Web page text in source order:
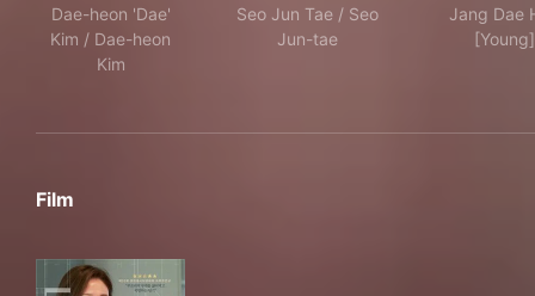
Dae-heon 'Dae'
Kim / Dae-heon
Kim
Seo Jun Tae / Seo
Jun-tae
Jang Dae
[Young]
Film